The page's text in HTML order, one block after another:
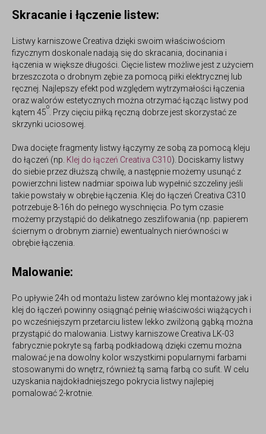
Skracanie i łączenie listew:
Listwy karniszowe Creativa dzięki swoim właściwościom
fizycznym doskonale nadają się do skracania, docinania i
łączenia w większe długości. Cięcie listew możliwe jest z użyciem
brzeszczota o drobnym zębie za pomocą piłki elektrycznej lub
ręcznej. Najlepszy efekt pod względem wytrzymałości łączenia
oraz walorów estetycznych można otrzymać łącząc listwy pod
kątem 45
o
. Przy cięciu piłką ręczną dobrze jest skorzystać ze
skrzynki uciosowej.
Dwa docięte fragmenty listwy łączymy ze sobą za pomocą kleju
do łączeń (np. Klej do łączeń Creativa C310). Dociskamy listwy
do siebie przez dłuższą chwilę, a następnie możemy usunąć z
powierzchni listew nadmiar spoiwa lub wypełnić szczeliny jeśli
takie powstały w obrębie łączenia. Klej do łączeń Creativa C310
potrzebuje 8-16h do pełnego wyschnięcia. Po tym czasie
możemy przystąpić do delikatnego zeszlifowania (np. papierem
ściernym o drobnym ziarnie) ewentualnych nierówności w
obrębie łączenia.
Malowanie:
Po upływie 24h od montażu listew zarówno klej montażowy jak i
klej do łączeń powinny osiągnąć pełnię właściwości wiążących i
po wcześniejszym przetarciu listew lekko zwilżoną gąbką można
przystąpić do malowania. Listwy karniszowe Creativa LK-03
fabrycznie pokryte są farbą podkładową dzięki czemu można
malować je na dowolny kolor wszystkimi popularnymi farbami
stosowanymi do wnętrz, również tą samą farbą co sufit. W celu
uzyskania najdokładniejszego pokrycia listwy najlepiej
pomalować 2-krotnie.